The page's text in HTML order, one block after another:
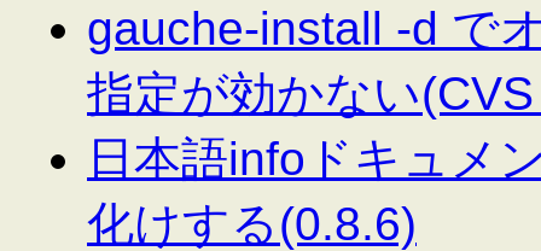
gauche-install -d で
指定が効かない
日本語infoドキュメ
化けする(0.8.6)